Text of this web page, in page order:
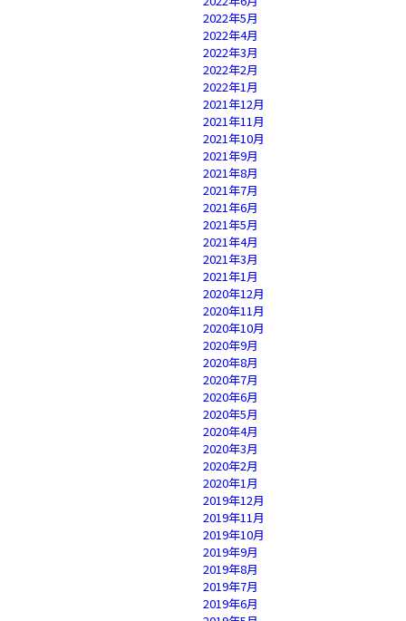
2022年5月
2022年4月
2022年3月
2022年2月
2022年1月
2021年12月
2021年11月
2021年10月
2021年9月
2021年8月
2021年7月
2021年6月
2021年5月
2021年4月
2021年3月
2021年1月
2020年12月
2020年11月
2020年10月
2020年9月
2020年8月
2020年7月
2020年6月
2020年5月
2020年4月
2020年3月
2020年2月
2020年1月
2019年12月
2019年11月
2019年10月
2019年9月
2019年8月
2019年7月
2019年6月